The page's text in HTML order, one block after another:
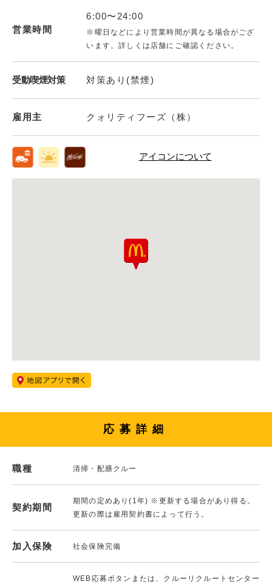
営業時間
6:00〜24:00
※曜日などにより営業時間が異なる場合がござ
います。詳しくは店舗にご確認ください。
受動喫煙対策 対策あり(禁煙)
雇用主 クォリティフーズ（株）
アイコンについて
応募詳細
職種 清掃・配膳クルー
契約期間
期間の定めあり(1年) ※更新する場合があり得る。
更新の際は雇用契約書によって行う。
加入保険 社会保険完備
WEB応募ボタンまたは、クルーリクルートセンター